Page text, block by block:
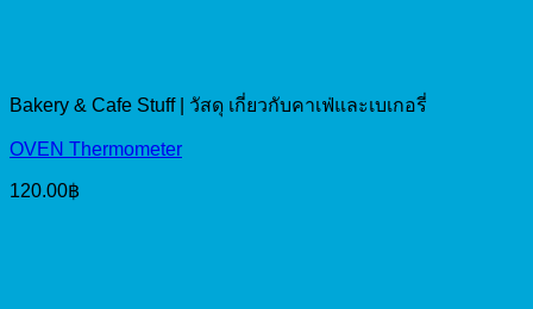
Bakery & Cafe Stuff | วัสดุ เกี่ยวกับคาเฟ่และเบเกอรี่
OVEN Thermometer
120.00฿